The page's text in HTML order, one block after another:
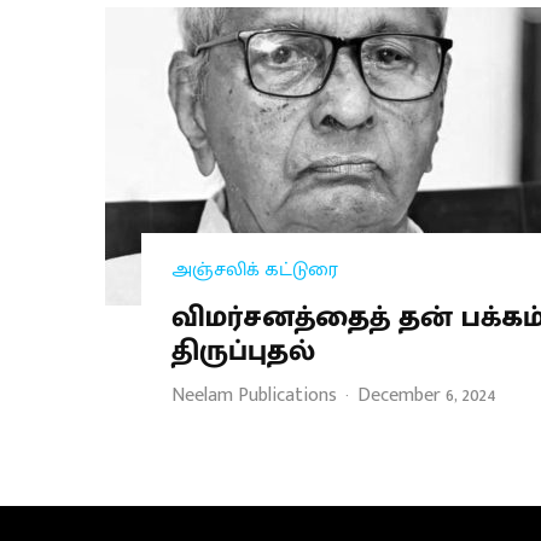
அஞ்சலிக் கட்டுரை
விமர்சனத்தைத் தன்
திருப்புதல்
Neelam Publications · December 6, 2024